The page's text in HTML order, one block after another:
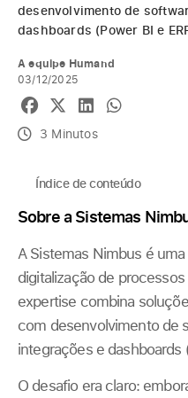
desenvolvimento de
dashboards (Power BI e
A equipe Humand
03/12/2025
3 Minutos
Índice de conteúdo
Sobre a Sistemas
A Sistemas Nimbus é
digitalização de
expertise combina
com desenvolvimento de
integrações e dashboards
O desafio era claro: